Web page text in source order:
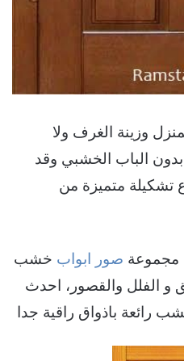
وزينة الغرف ولا
الباب الخشبي وقد
تشكيلة متميزة من
مجموعة صور ابواب خشب
الفلل والقصور، احدث
رائعة باذواق راقية جدا